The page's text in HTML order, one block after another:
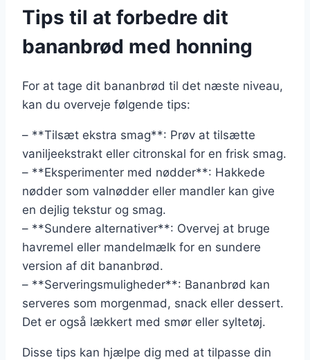
Tips til at forbedre dit
bananbrød med honning
For at tage dit bananbrød til det næste niveau,
kan du overveje følgende tips:
– **Tilsæt ekstra smag**: Prøv at tilsætte
vaniljeekstrakt eller citronskal for en frisk smag.
– **Eksperimenter med nødder**: Hakkede
nødder som valnødder eller mandler kan give
en dejlig tekstur og smag.
– **Sundere alternativer**: Overvej at bruge
havremel eller mandelmælk for en sundere
version af dit bananbrød.
– **Serveringsmuligheder**: Bananbrød kan
serveres som morgenmad, snack eller dessert.
Det er også lækkert med smør eller syltetøj.
Disse tips kan hjælpe dig med at tilpasse din